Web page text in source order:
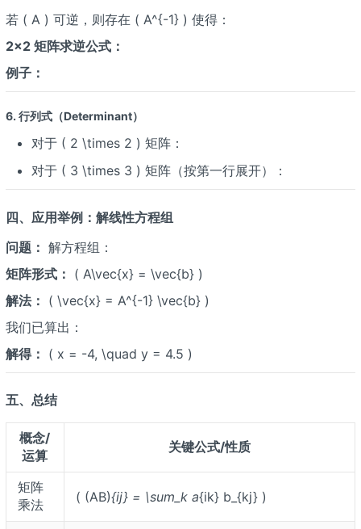
若 ( A ) 可逆，则存在 ( A^{-1} ) 使得：
2×2 矩阵求逆公式：
例子：
6. 行列式（Determinant）
对于 ( 2 \times 2 ) 矩阵：
对于 ( 3 \times 3 ) 矩阵（按第一行展开）：
四、应用举例：解线性方程组
问题： 解方程组：
矩阵形式： ( A\vec{x} = \vec{b} )
解法： ( \vec{x} = A^{-1} \vec{b} )
我们已算出：
解得： ( x = -4, \quad y = 4.5 )
五、总结
概念/
运算
关键公式/性质
矩阵
乘法
( (AB){ij} = \sum_k a{ik} b_{kj} )